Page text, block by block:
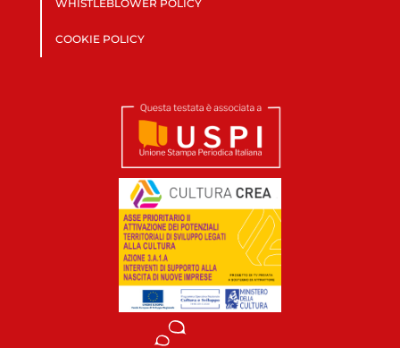
WHISTLEBLOWER POLICY
COOKIE POLICY